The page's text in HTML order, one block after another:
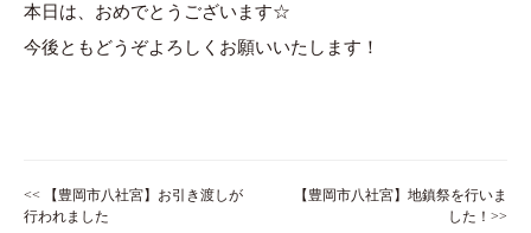
本日は、おめでとうございます☆
今後ともどうぞよろしくお願いいたします！
<< 【豊岡市八社宮】お引き渡しが
行われました
【豊岡市八社宮】地鎮祭を行いま
した！>>